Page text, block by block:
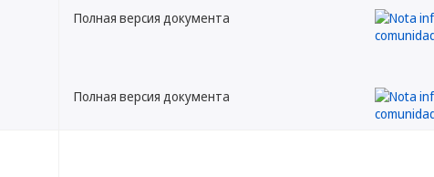
Полная версия документа
Полная версия документа